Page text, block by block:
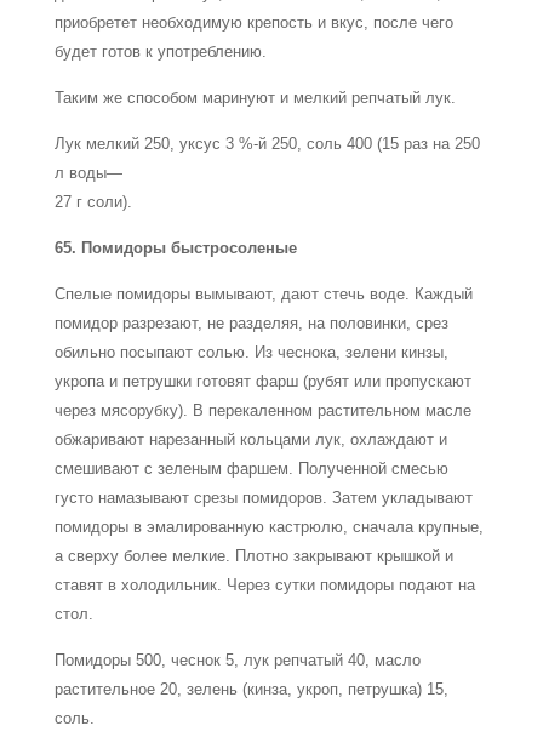
приобретет необходимую крепость и вкус, после чего
будет готов к употреблению.
Таким же способом маринуют и мелкий репчатый лук.
Лук мелкий 250, уксус 3 %-й 250, соль 400 (15 раз на 250
л воды—
27 г соли).
65. Помидоры быстросоленые
Спелые помидоры вымывают, дают стечь воде. Каждый
помидор разрезают, не разделяя, на половинки, срез
обильно посыпают солью. Из чеснока, зелени кинзы,
укропа и петрушки готовят фарш (рубят или пропускают
через мясорубку). В перекаленном растительном масле
обжаривают нарезанный кольцами лук, охлаждают и
смешивают с зеленым фаршем. Полученной смесью
густо намазывают срезы помидоров. Затем укладывают
помидоры в эмалированную кастрюлю, сначала крупные,
а сверху более мелкие. Плотно закрывают крышкой и
ставят в холодильник. Через сутки помидоры подают на
стол.
Помидоры 500, чеснок 5, лук репчатый 40, масло
растительное 20, зелень (кинза, укроп, петрушка) 15,
соль.